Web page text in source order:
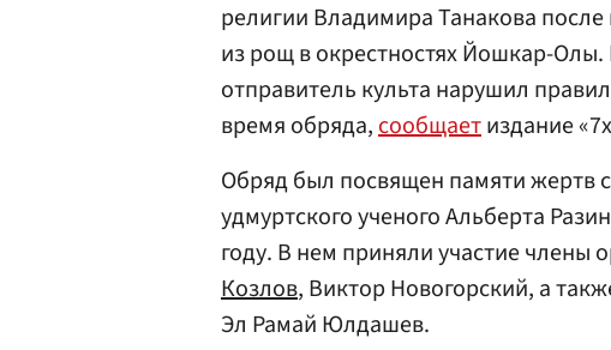
религии Владимира Танакова
из рощ в окрестностях Йошкар-
отправитель культа нарушил
время обряда,сообщаетиздание
Обряд был посвящен памяти жертв
удмуртского ученого Альберта
году. В нем приняли участие члены
Козлов, Виктор Новогорский, а
Эл Рамай Юлдашев.